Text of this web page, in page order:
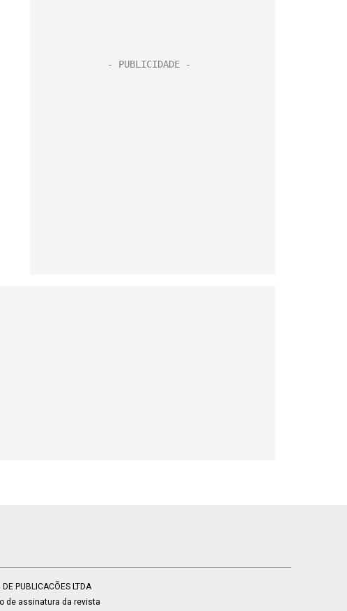
PUBLICACÕES LTDA
de assinatura da revista